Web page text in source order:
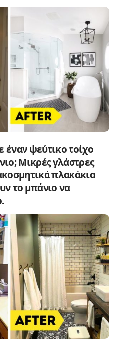
έναν ψεύτικο τοίχο
Μικρές γλάστρες
πλακάκια
το μπάνιο να